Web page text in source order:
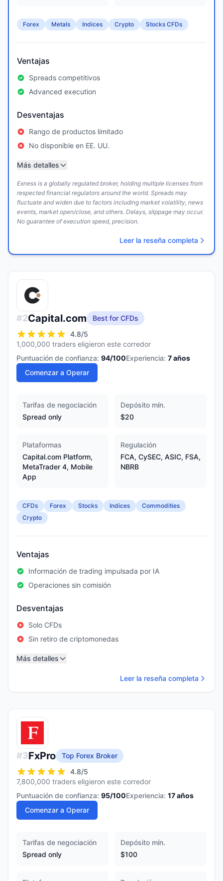
Forex Metals Indices Crypto Stocks CFDs
Ventajas
Spreads competitivos
Advanced execution
Desventajas
Rango de productos limitado
No disponible en EE. UU.
Más detalles
Exness is a globally regulated broker, holding multiple licenses from
respected financial regulators around the world. Spreads may
fluctuate and widen due to factors including market volatility, news
events, market open/close, and others. Delays, slippage may occur.
No guarantee of execution speed, precision.
Leer la reseña completa
#2Capital.com
Best for CFDs
4.8/5
1,000,000 traders eligieron este corredor
Puntuación de confianza: 94/100Experiencia: 7años
Comenzar a Operar
Tarifas de negociación
Spread only
Depósito mín.
$20
Plataformas
Capital.com Platform,
MetaTrader 4, Mobile
App
Regulación
FCA, CySEC, ASIC, FSA,
NBRB
CFDs Forex Stocks Indices
Commodities
Crypto
Ventajas
Información de trading impulsada por IA
Operaciones sin comisión
Desventajas
Solo CFDs
Sin retiro de criptomonedas
Más detalles
Leer la reseña completa
#3FxPro
Top Forex Broker
4.8/5
7,800,000 traders eligieron este corredor
Puntuación de confianza: 95/100Experiencia: 17años
Comenzar a Operar
Tarifas de negociación
Spread only
Depósito mín.
$100